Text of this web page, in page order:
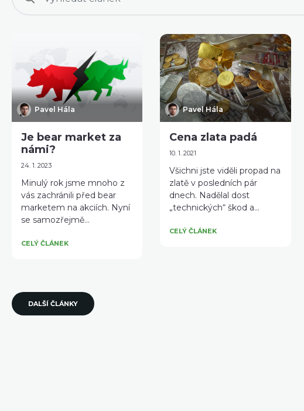
Pavel Hála
Je bear market za
námi?
24. 1. 2023
Minulý rok jsme mnoho z
vás zachránili před bear
marketem na akciích. Nyní
se samozřejmě...
CELÝ ČLÁNEK
Pavel Hála
Cena zlata padá
10. 1. 2021
Všichni jste viděli propad na
zlatě v posledních pár
dnech. Nadělal dost
„technických“ škod a...
CELÝ ČLÁNEK
DALŠÍ ČLÁNKY